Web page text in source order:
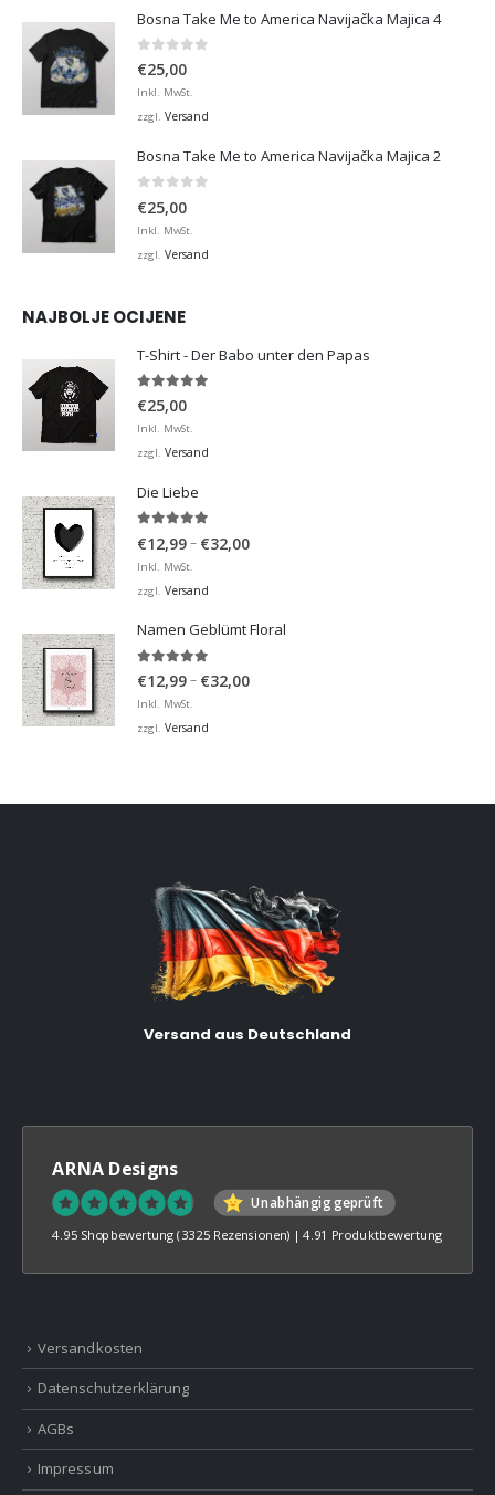
Bosna Take Me to America Navijačka Majica 4
0 von 5
€25,00
Inkl. MwSt.
zzgl. Versand
Bosna Take Me to America Navijačka Majica 2
€25,00
Inkl. MwSt.
zzgl. Versand
NAJBOLJE OCIJENE
T-Shirt - Der Babo unter den Papas
5.00von 5
€25,00
Inkl. MwSt.
zzgl. Versand
Die Liebe
€12,99– €32,00Preisspanne:
Inkl. MwSt.
zzgl. Versand
Namen Geblümt Floral
5.00von 5
€12,99– €32,00Preisspanne:
Inkl. MwSt.
zzgl. Versand
Versand aus Deutschland
ARNA Designs
Unabhängig geprüft
4.95 Shopbewertung (3325 Rezensionen) |4.91 Produktbewertung
Versandkosten
Datenschutzerklärung
AGBs
Impressum